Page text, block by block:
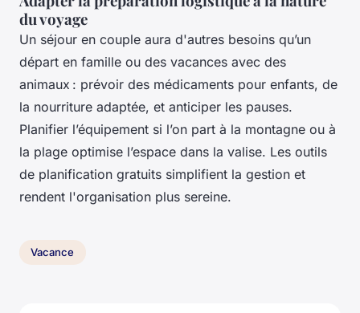
du voyage
Un séjour en couple aura d'autres besoins qu’un
départ en famille ou des vacances avec des
animaux : prévoir des médicaments pour enfants, de
la nourriture adaptée, et anticiper les pauses.
Planifier l’équipement si l’on part à la montagne ou à
la plage optimise l’espace dans la valise. Les outils
de planification gratuits simplifient la gestion et
rendent l'organisation plus sereine.
Vacance